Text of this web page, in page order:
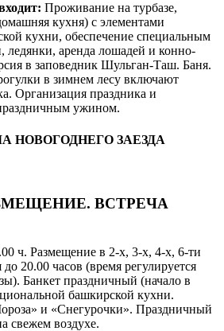
Проживание на турбазе,
кухня) с элементами
кухни, обеспечение специальным
ледянки, аренда лошадей и конно-
в заповедник Шульган-Таш. Баня.
в зимнем лесу включают
Организация праздника и
ужином.
НОВОГОДНЕГО ЗАЕЗДА
ВСТРЕЧА
ч. Размещение в 2-х, 3-х, 4-х, 6-ти
20.00 часов (время регулируется
Банкет праздничный (начало в
башкирской кухни.
и «Снегурочки». Праздничный
свежем воздухе.